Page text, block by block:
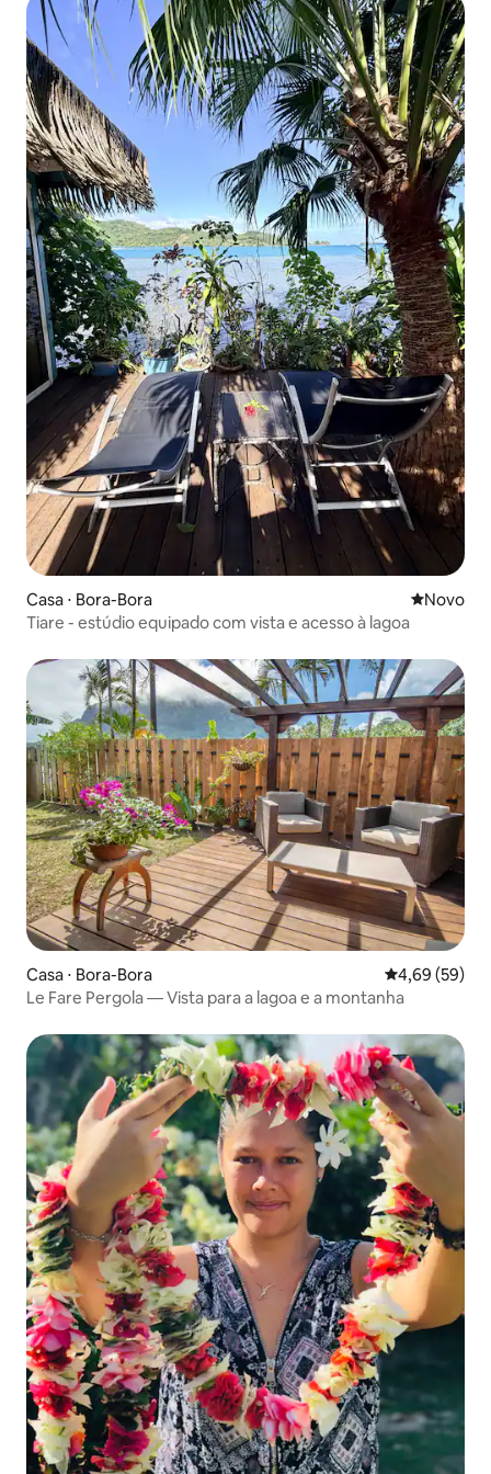
Casa ⋅ Bora-Bora Novo
Novo
Tiare - estúdio equipado com vista e acesso à lagoa
Casa ⋅ Bora-Bora 4,69 de uma
4,69 (59)
Le Fare Pergola — Vista para a lagoa e a montanha